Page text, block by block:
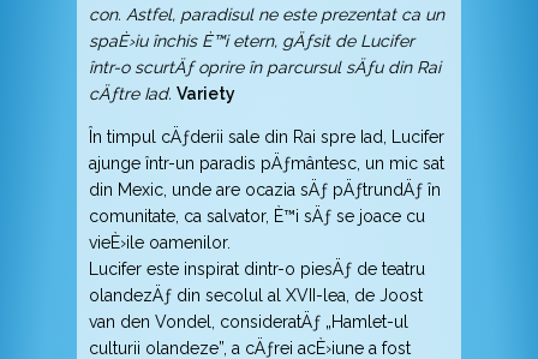
con. Astfel, paradisul ne este prezentat ca un
spaÈ›iu închis È™i etern, gÄƒsit de Lucifer
într-o scurtÄƒ oprire în parcursul sÄƒu din Rai
cÄƒtre Iad. Variety
În timpul cÄƒderii sale din Rai spre Iad, Lucifer
ajunge într-un paradis pÄƒmântesc, un mic sat
din Mexic, unde are ocazia sÄƒ pÄƒtrundÄƒ în
comunitate, ca salvator, È™i sÄƒ se joace cu
vieÈ›ile oamenilor.
Lucifer este inspirat dintr-o piesÄƒ de teatru
olandezÄƒ din secolul al XVII-lea, de Joost
van den Vondel, consideratÄƒ „Hamlet-ul
culturii olandeze”, a cÄƒrei acÈ›iune a fost